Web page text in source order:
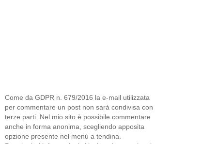
Come da GDPR n. 679/2016 la e-mail utilizzata
per commentare un post non sarà condivisa con
terze parti. Nel mio sito è possibile commentare
anche in forma anonima, scegliendo apposita
opzione presente nel menù a tendina.